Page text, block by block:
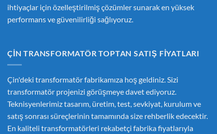
ihtiyaçlar için özelleştirilmiş çözümler sunarak en yüksek
performans ve güvenilirliği sağlıyoruz.
ÇIN TRANSFORMATÖR TOPTAN SATIŞ FIYATLARI
Çin'deki transformatör fabrikamıza hoş geldiniz. Sizi
transformatör projenizi görüşmeye davet ediyoruz.
Teknisyenlerimiz tasarım, üretim, test, sevkiyat, kurulum ve
satış sonrası süreçlerinin tamamında size rehberlik edecektir.
En kaliteli transformatörleri rekabetçi fabrika fiyatlarıyla